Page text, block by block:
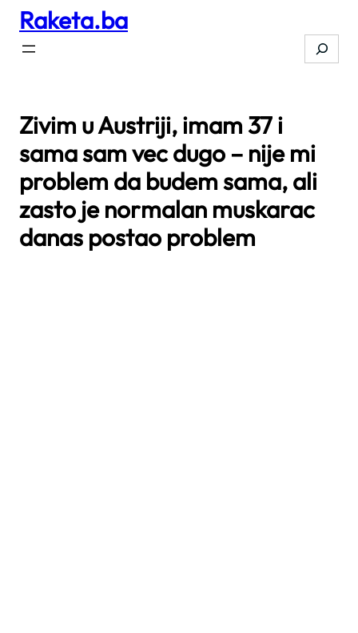
Skip
content
Raketa.ba
Search
Zivim u Austriji, imam 37 i
sama sam vec dugo – nije mi
problem da budem sama, ali
zasto je normalan muskarac
danas postao problem